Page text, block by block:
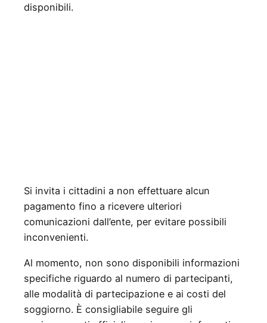
disponibili.
Si invita i cittadini a non effettuare alcun
pagamento fino a ricevere ulteriori
comunicazioni dall’ente, per evitare possibili
inconvenienti.
Al momento, non sono disponibili informazioni
specifiche riguardo al numero di partecipanti,
alle modalità di partecipazione e ai costi del
soggiorno. È consigliabile seguire gli